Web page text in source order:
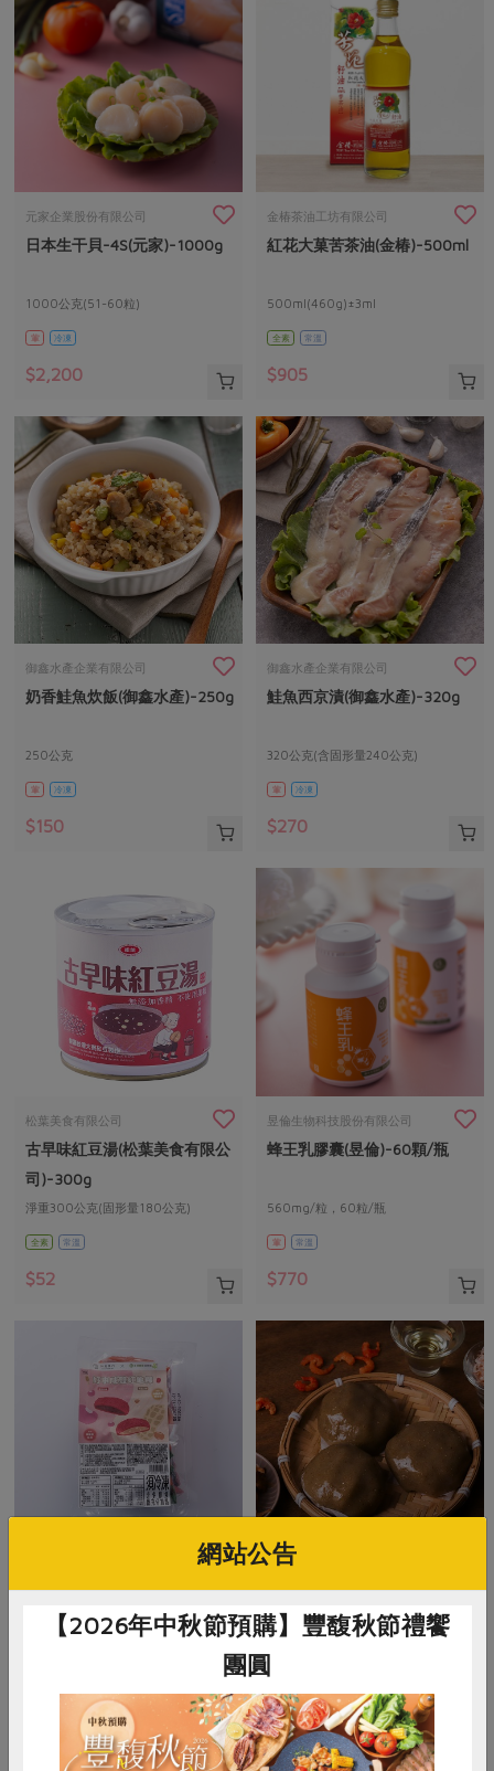
元家企業股份有限公司
日本生干貝-4S(元家)-1000g
1000公克(51-60粒)
葷 冷凍
$2,200
金椿茶油工坊有限公司
紅花大菓苦茶油(金椿)-500ml
500ml(460g)±3ml
全素 常溫
$905
御鑫水產企業有限公司
奶香鮭魚炊飯(御鑫水產)-250g
250公克
葷 冷凍
$150
御鑫水產企業有限公司
鮭魚西京漬(御鑫水產)-320g
320公克(含固形量240公克)
葷 冷凍
$270
松葉美食有限公司
古早味紅豆湯(松葉美食有限公
司)-300g
淨重300公克(固形量180公克)
全素 常溫
$52
昱倫生物科技股份有限公司
蜂王乳膠囊(昱倫)-60顆/瓶
560mg/粒，60粒/瓶
葷 常溫
$770
棋)-480g/6入
冷凍
米棋食品有限公司
300公克(100公克x3入)
葷 冷凍
$135
網站公告
【2026年中秋節預購】豐馥秋節禮饗
團圓